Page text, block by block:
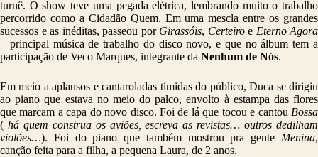
turnê. O show teve uma pegada elétrica, lembrando muito o trabalho
percorrido como a Cidadão Quem. Em uma mescla entre os grandes
sucessos e as inéditas, passeou por Girassóis, Certeiroe Eterno Agora
– principal música de trabalho do disco novo, e que no álbum tem a
participação de Veco Marques, integrante da Nenhum de Nós.
Em meio a aplausos e cantaroladas tímidas do público, Duca se dirigiu
ao piano que estava no meio do palco, envolto à estampa das flores
que marcam a capa do novo disco. Foi de lá que tocou e cantou Bossa
( há quem construa os aviões, escreva as revistas… outros dedilham
violões…). Foi do piano que também mostrou pra gente Menina,
canção feita para a filha, a pequena Laura, de 2 anos.